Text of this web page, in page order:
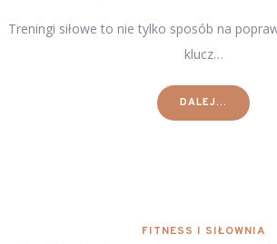
Treningi siłowe to nie tylko sposób na
klucz…
DALEJ...
FITNESS I SIŁOWNIA